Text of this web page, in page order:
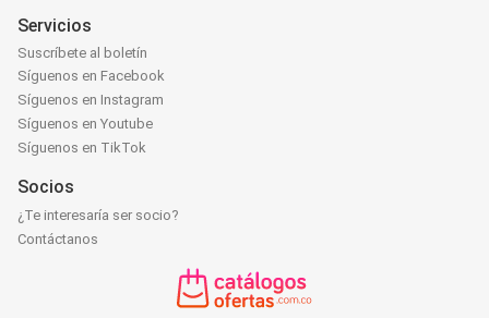
Servicios
Suscríbete al boletín
Síguenos en Facebook
Síguenos en Instagram
Síguenos en Youtube
Síguenos en TikTok
Socios
¿Te interesaría ser socio?
Contáctanos